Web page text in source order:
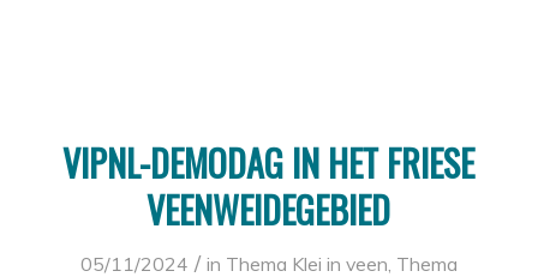
VIPNL-DEMODAG IN HET FRIESE
VEENWEIDEGEBIED
05/11/2024 / in Thema Klei in veen Thema